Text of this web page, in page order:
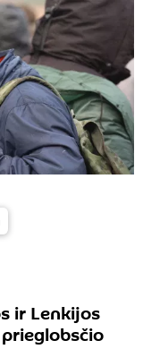
ir Lenkijos